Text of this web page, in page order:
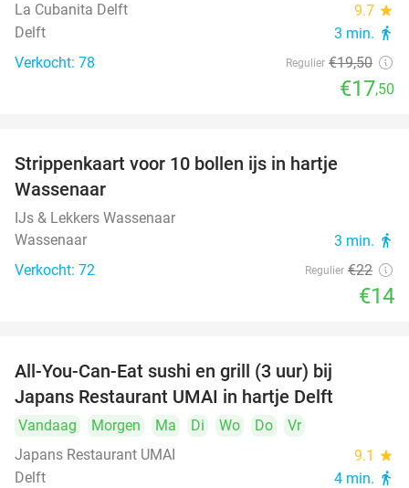
La Cubanita Delft
9.7 star
Delft 3 min. directions_walk
Verkocht: 78 Regulier €19,50
€17,50
Strippenkaart voor 10 bollen ijs in hartje
Wassenaar
IJs & Lekkers Wassenaar
Wassenaar
3 min. directions_walk
Verkocht: 72 Regulier €22
€14
All-You-Can-Eat sushi en grill (3 uur) bij
Japans Restaurant UMAI in hartje Delft
Vandaag Morgen Ma Di Wo Do
Vr
Japans Restaurant UMAI
9.1 star
Delft 4 min. directions_walk